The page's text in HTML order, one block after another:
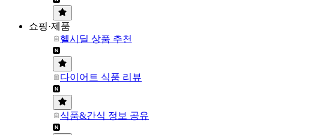
쇼핑·제품
헬시딜 상품 추천
다이어트 식품 리뷰
식품&간식 정보 공유